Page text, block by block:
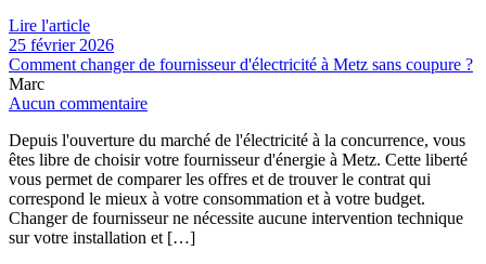
Lire l'article
25 février 2026
Comment changer de fournisseur d'électricité à Metz sans coupure ?
Marc
Aucun commentaire
Depuis l'ouverture du marché de l'électricité à la concurrence, vous
êtes libre de choisir votre fournisseur d'énergie à Metz. Cette liberté
vous permet de comparer les offres et de trouver le contrat qui
correspond le mieux à votre consommation et à votre budget.
Changer de fournisseur ne nécessite aucune intervention technique
sur votre installation et […]